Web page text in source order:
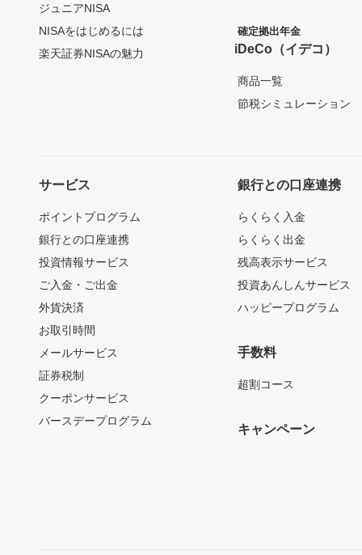
ジュニアNISA
NISAをはじめるには
楽天証券NISAの魅力
確定拠出年金
iDeCo（イデコ）
商品一覧
節税シミュレーション
サービス
ポイントプログラム
銀行との口座連携
投資情報サービス
ご入金・ご出金
外貨決済
お取引時間
メールサービス
証券税制
クーポンサービス
バースデープログラム
銀行との口座連携
らくらく入金
らくらく出金
残高表示サービス
投資あんしんサービス
ハッピープログラム
手数料
超割コース
キャンペーン